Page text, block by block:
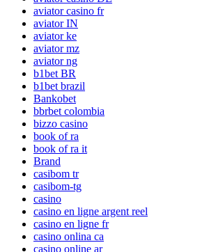
aviator casino fr
aviator IN
aviator ke
aviator mz
aviator ng
b1bet BR
b1bet brazil
Bankobet
bbrbet colombia
bizzo casino
book of ra
book of ra it
Brand
casibom tr
casibom-tg
casino
casino en ligne argent reel
casino en ligne fr
casino onlina ca
casino online ar